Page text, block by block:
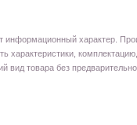
информационный характер.
характеристики,
вид товара без